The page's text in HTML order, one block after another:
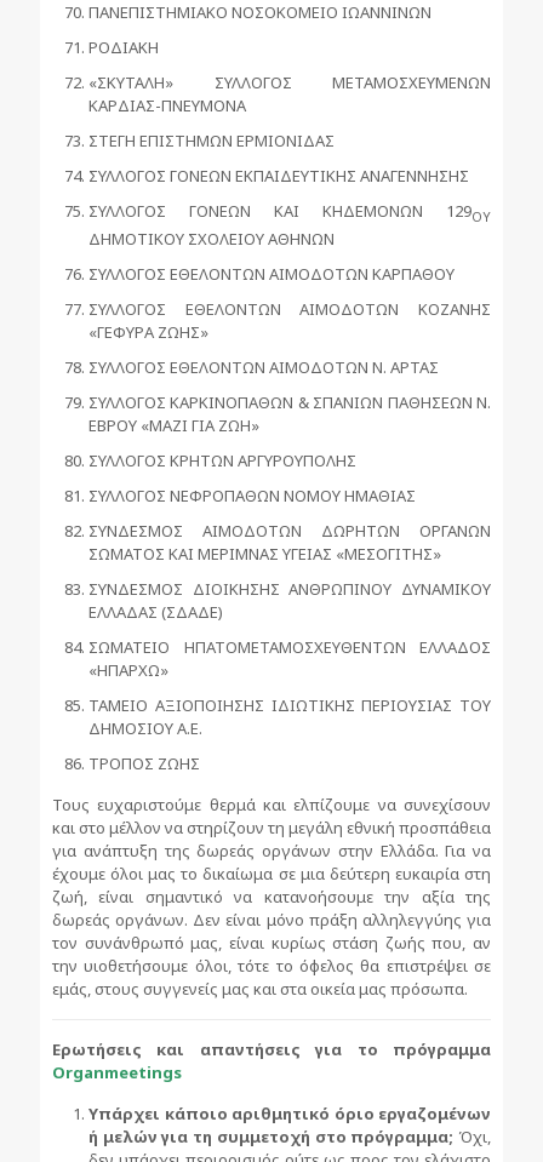
ΠΑΝΕΠΙΣΤΗΜΙΑΚΟ ΝΟΣΟΚΟΜΕΙΟ ΙΩΑΝΝΙΝΩΝ
ΡΟΔΙΑΚΗ
«ΣΚΥΤΑΛΗ» ΣΥΛΛΟΓΟΣ ΜΕΤΑΜΟΣΧΕΥΜΕΝΩΝ
ΚΑΡΔΙΑΣ-ΠΝΕΥΜΟΝΑ
ΣΤΕΓΗ ΕΠΙΣΤΗΜΩΝ ΕΡΜΙΟΝΙΔΑΣ
ΣΥΛΛΟΓΟΣ ΓΟΝΕΩΝ ΕΚΠΑΙΔΕΥΤΙΚΗΣ ΑΝΑΓΕΝΝΗΣΗΣ
ΣΥΛΛΟΓΟΣ ΓΟΝΕΩΝ ΚΑΙ ΚΗΔΕΜΟΝΩΝ 129ΟΥ
ΔΗΜΟΤΙΚΟΥ ΣΧΟΛΕΙΟΥ ΑΘΗΝΩΝ
ΣΥΛΛΟΓΟΣ ΕΘΕΛΟΝΤΩΝ ΑΙΜΟΔΟΤΩΝ ΚΑΡΠΑΘΟΥ
ΣΥΛΛΟΓΟΣ ΕΘΕΛΟΝΤΩΝ ΑΙΜΟΔΟΤΩΝ ΚΟΖΑΝΗΣ
«ΓΕΦΥΡΑ ΖΩΗΣ»
ΣΥΛΛΟΓΟΣ ΕΘΕΛΟΝΤΩΝ ΑΙΜΟΔΟΤΩΝ Ν. ΑΡΤΑΣ
ΣΥΛΛΟΓΟΣ ΚΑΡΚΙΝΟΠΑΘΩΝ & ΣΠΑΝΙΩΝ ΠΑΘΗΣΕΩΝ Ν.
ΕΒΡΟΥ «ΜΑΖΙ ΓΙΑ ΖΩΗ»
ΣΥΛΛΟΓΟΣ ΚΡΗΤΩΝ ΑΡΓΥΡΟΥΠΟΛΗΣ
ΣΥΛΛΟΓΟΣ ΝΕΦΡΟΠΑΘΩΝ ΝΟΜΟΥ ΗΜΑΘΙΑΣ
ΣΥΝΔΕΣΜΟΣ ΑΙΜΟΔΟΤΩΝ ΔΩΡΗΤΩΝ ΟΡΓΑΝΩΝ
ΣΩΜΑΤΟΣ ΚΑΙ ΜΕΡΙΜΝΑΣ ΥΓΕΙΑΣ «ΜΕΣΟΓΙΤΗΣ»
ΣΥΝΔΕΣΜΟΣ ΔΙΟΙΚΗΣΗΣ ΑΝΘΡΩΠΙΝΟΥ ΔΥΝΑΜΙΚΟΥ
ΕΛΛΑΔΑΣ (ΣΔΑΔΕ)
ΣΩΜΑΤΕΙΟ ΗΠΑΤΟΜΕΤΑΜΟΣΧΕΥΘΕΝΤΩΝ ΕΛΛΑΔΟΣ
«ΗΠΑΡΧΩ»
ΤΑΜΕΙΟ ΑΞΙΟΠΟΙΗΣΗΣ ΙΔΙΩΤΙΚΗΣ ΠΕΡΙΟΥΣΙΑΣ ΤΟΥ
ΔΗΜΟΣΙΟΥ Α.Ε.
ΤΡΟΠΟΣ ΖΩΗΣ
Τους ευχαριστούμε θερμά και ελπίζουμε να συνεχίσουν
και στο μέλλον να στηρίζουν τη μεγάλη εθνική προσπάθεια
για ανάπτυξη της δωρεάς οργάνων στην Ελλάδα. Για να
έχουμε όλοι μας το δικαίωμα σε μια δεύτερη ευκαιρία στη
ζωή, είναι σημαντικό να κατανοήσουμε την αξία της
δωρεάς οργάνων. Δεν είναι μόνο πράξη αλληλεγγύης για
τον συνάνθρωπό μας, είναι κυρίως στάση ζωής που, αν
την υιοθετήσουμε όλοι, τότε το όφελος θα επιστρέψει σε
εμάς, στους συγγενείς μας και στα οικεία μας πρόσωπα.
Ερωτήσεις και απαντήσεις για το πρόγραμμα
Organmeetings
Υπάρχει κάποιο αριθμητικό όριο εργαζομένων
ή μελών για τη συμμετοχή στο πρόγραμμα; Όχι,